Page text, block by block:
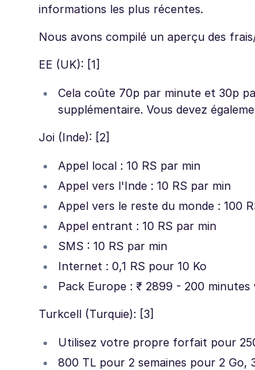
informations les plus récentes.
Nous avons compilé un aperçu des
EE (UK): [1]
Cela coûte 70p par minute et 30p
supplémentaire. Vous devez
Joi (Inde): [2]
Appel local : 10 RS par min
Appel vers l'Inde : 10 RS par min
Appel vers le reste du monde : 100
Appel entrant : 10 RS par min
SMS : 10 RS par min
Internet : 0,1 RS pour 10 Ko
Pack Europe : ₹ 2899 - 200
Turkcell (Turquie): [3]
Utilisez votre propre forfait pour
800 TL pour 2 semaines pour 2 Go,